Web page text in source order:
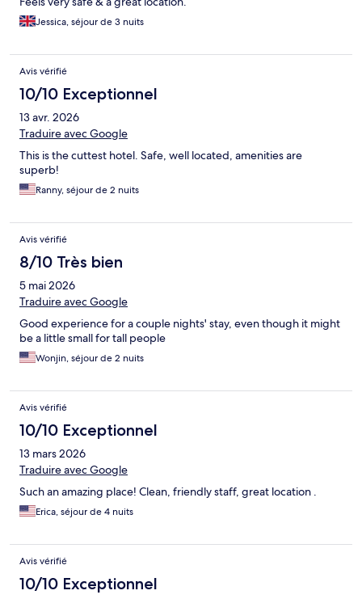
Jessica, séjour de 3 nuits
Avis vérifié
10/10 Exceptionnel
13 avr. 2026
Traduire avec Google
This is the cuttest hotel. Safe, well located, amenities are
superb!
Ranny, séjour de 2 nuits
Avis vérifié
8/10 Très bien
5 mai 2026
Traduire avec Google
Good experience for a couple nights' stay, even though it might
be a little small for tall people
Wonjin, séjour de 2 nuits
Avis vérifié
10/10 Exceptionnel
13 mars 2026
Traduire avec Google
Such an amazing place! Clean, friendly staff, great location .
Erica, séjour de 4 nuits
Avis vérifié
10/10 Exceptionnel